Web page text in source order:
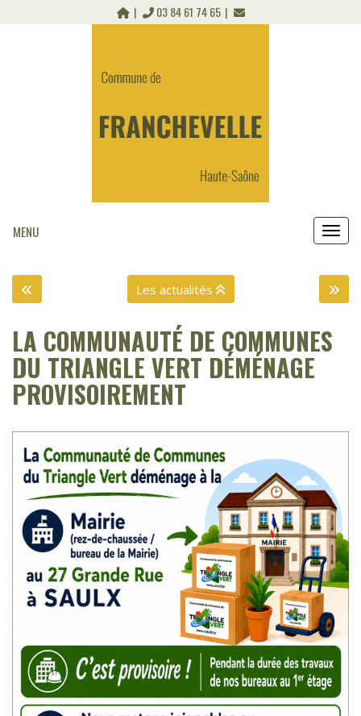
03 84 61 74 65
MENU
Les actualités
LA COMMUNAUTÉ DE COMMUNES
DU TRIANGLE VERT DÉMÉNAGE
PROVISOIREMENT
Panneau de gestion des cookies